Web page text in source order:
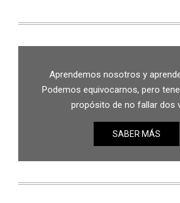
Aprendemos nosotros y
Podemos equivocarnos, pero
propósito de no fallar dos
SABER MÁS